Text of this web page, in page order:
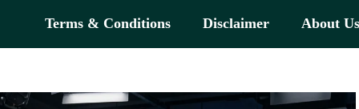
Terms & Conditions Disclaimer About Us